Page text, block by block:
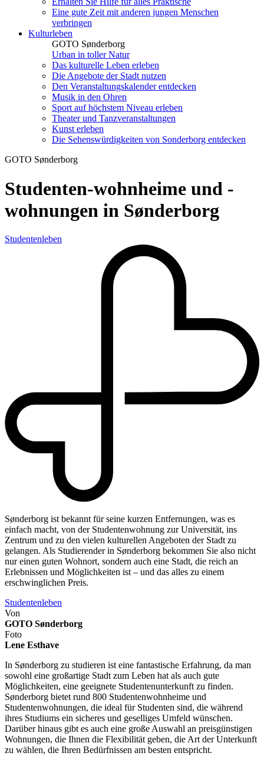
Eine gute Zeit mit anderen jungen Menschen
verbringen
Kulturleben
GOTO Sønderborg
Urban in toller Natur
Das kulturelle Leben erleben
Die Angebote der Stadt nutzen
Den Veranstaltungskalender entdecken
Musik in den Ohren
Sport auf höchstem Niveau erleben
Theater und Tanzveranstaltungen
Kunst erleben
Die Sehenswürdigkeiten von Sonderborg entdecken
GOTO Sønderborg
Studenten-wohnheime und -
wohnungen in Sønderborg
Studentenleben
Sønderborg ist bekannt für seine kurzen Entfernungen, was es
einfach macht, von der Studentenwohnung zur Universität, ins
Zentrum und zu den vielen kulturellen Angeboten der Stadt zu
gelangen. Als Studierender in Sønderborg bekommen Sie also nicht
nur einen guten Wohnort, sondern auch eine Stadt, die reich an
Erlebnissen und Möglichkeiten ist – und das alles zu einem
erschwinglichen Preis.
Studentenleben
Von
GOTO Sønderborg
Foto
Lene Esthave
In Sønderborg zu studieren ist eine fantastische Erfahrung, da man
sowohl eine großartige Stadt zum Leben hat als auch gute
Möglichkeiten, eine geeignete Studentenunterkunft zu finden.
Sønderborg bietet rund 800 Studentenwohnheime und
Studentenwohnungen, die ideal für Studenten sind, die während
ihres Studiums ein sicheres und geselliges Umfeld wünschen.
Darüber hinaus gibt es auch eine große Auswahl an preisgünstigen
Wohnungen, die Ihnen die Flexibilität geben, die Art der Unterkunft
zu wählen, die Ihren Bedürfnissen am besten entspricht.